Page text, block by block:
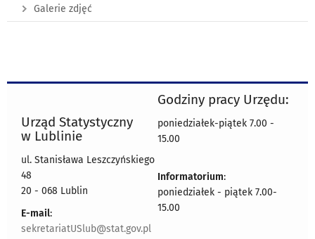
Galerie zdjęć
Urząd Statystyczny
w Lublinie
ul. Stanisława Leszczyńskiego
48
20 - 068 Lublin
E-mail:
sekretariatUSlub@stat.gov.pl
Godziny pracy Urzędu:
poniedziałek-piątek 7.00 -
15.00
Informatorium:
poniedziałek - piątek 7.00-
15.00